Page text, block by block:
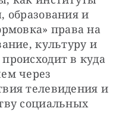
образования и
права на
культуру и
в куда
через
телевидения и
социальных